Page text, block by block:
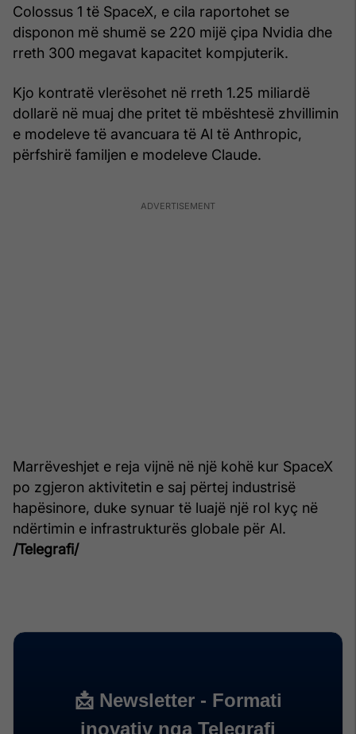
Colossus 1 të SpaceX, e cila raportohet se
disponon më shumë se 220 mijë çipa Nvidia dhe
rreth 300 megavat kapacitet kompjuterik.
Kjo kontratë vlerësohet në rreth 1.25 miliardë
dollarë në muaj dhe pritet të mbështesë zhvillimin
e modeleve të avancuara të Al të Anthropic,
përfshirë familjen e modeleve Claude.
Marrëveshjet e reja vijnë në një kohë kur SpaceX
po zgjeron aktivitetin e saj përtej industrisë
hapësinore, duke synuar të luajë një rol kyç në
ndërtimin e infrastrukturës globale për Al.
/Telegrafi/